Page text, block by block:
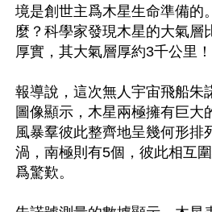
境是創世主爲木星生命準備的
麼？科學家發現木星的大氣層
厚實，其大氣層厚約3千公里！
報導說，這次無人宇宙飛船朱
圖像顯示，木星兩極擁有巨大
風暴羣彼此整齊地呈幾何形排
渦，南極則有5個，彼此相互
爲驚歎。